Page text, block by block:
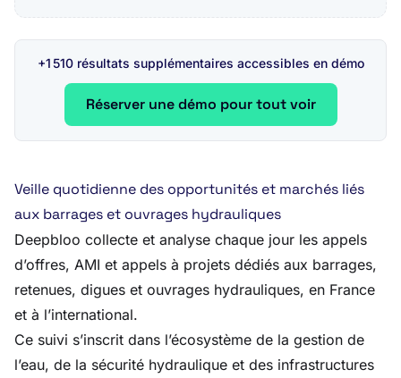
+1 510 résultats supplémentaires accessibles en démo
Réserver une démo pour tout voir
Veille quotidienne des opportunités et marchés liés
aux barrages et ouvrages hydrauliques
Deepbloo collecte et analyse chaque jour les appels
d’offres, AMI et appels à projets dédiés aux barrages,
retenues, digues et ouvrages hydrauliques, en France
et à l’international.
Ce suivi s’inscrit dans l’écosystème de la gestion de
l’eau, de la sécurité hydraulique et des infrastructures